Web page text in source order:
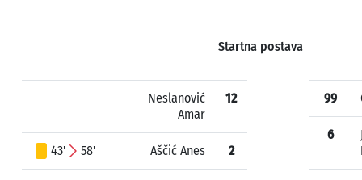
Startna postava
Neslanović
Amar
12
43' 58' Aščić Anes 2
99
6